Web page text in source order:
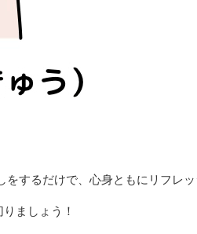
するだけで、心身ともにリフレッ
ましょう！